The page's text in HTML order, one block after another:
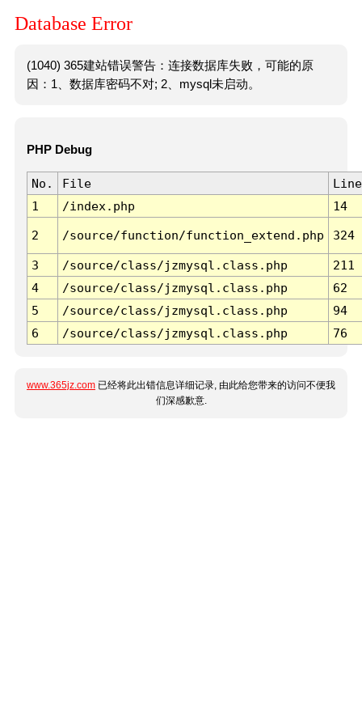
Database Error
(1040) 365建站错误警告：连接数据库失败，可能的原
因：1、数据库密码不对; 2、mysql未启动。
PHP Debug
No. File
Line
1
/index.php 14
2 /source/function/function_extend.php 324
3 /source/class/jzmysql.class.php
211
4
/source/class/jzmysql.class.php
62
5
/source/class/jzmysql.class.php
94
6
/source/class/jzmysql.class.php 76
www.365jz.com 已经将此出错信息详细记录, 由此给您带来的访问不便我
们深感歉意.